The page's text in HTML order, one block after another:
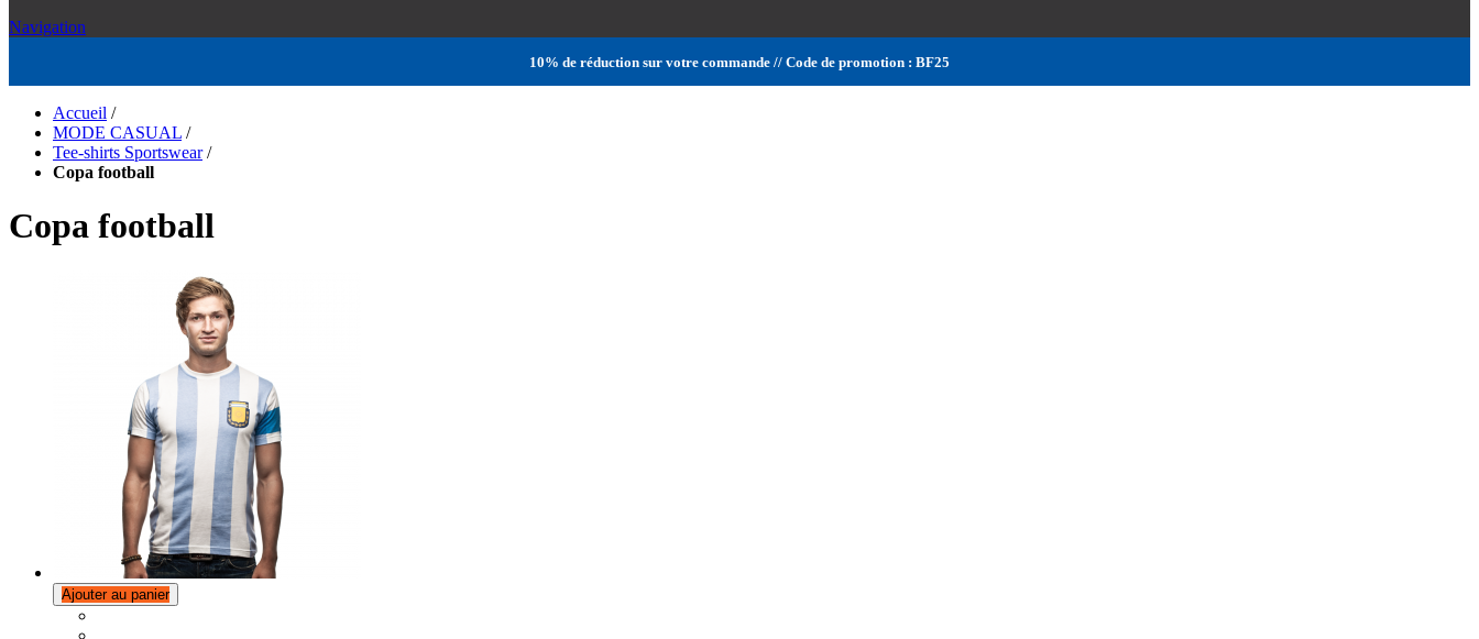
Navigation
10% de réduction sur votre commande // Code de promotion : BF25
Accueil /
MODE CASUAL /
Tee-shirts Sportswear /
Copa football
Copa football
Ajouter au panier